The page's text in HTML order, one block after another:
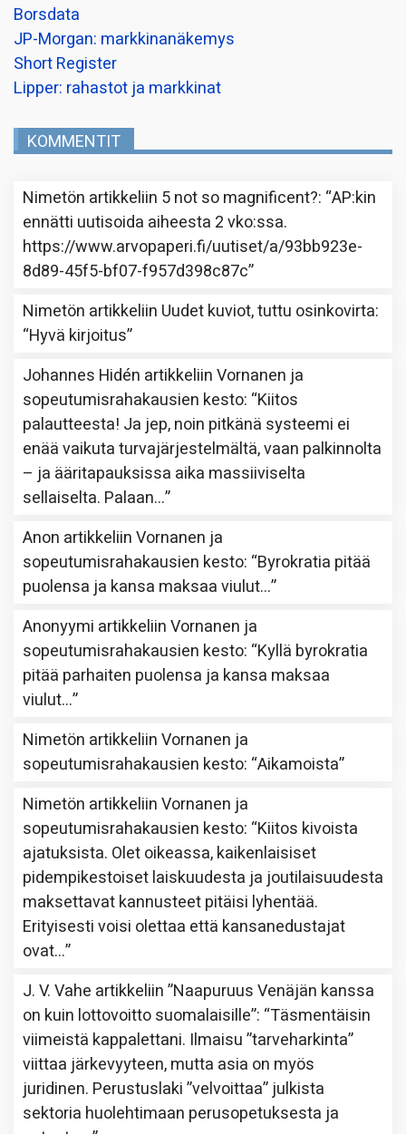
Borsdata
JP-Morgan: markkinanäkemys
Short Register
Lipper: rahastot ja markkinat
KOMMENTIT
Nimetön artikkeliin 5 not so magnificent?: “AP:kin
ennätti uutisoida aiheesta 2 vko:ssa.
https://www.arvopaperi.fi/uutiset/a/93bb923e-
8d89-45f5-bf07-f957d398c87c”
Nimetön artikkeliin Uudet kuviot, tuttu osinkovirta:
“Hyvä kirjoitus”
Johannes Hidén artikkeliinVornanen ja
sopeutumisrahakausien kesto: “Kiitos
palautteesta! Ja jep, noin pitkänä systeemi ei
enää vaikuta turvajärjestelmältä, vaan palkinnolta
– ja ääritapauksissa aika massiiviselta
sellaiselta. Palaan…”
Anon artikkeliinVornanen ja
sopeutumisrahakausien kesto: “Byrokratia pitää
puolensa ja kansa maksaa viulut…”
Anonyymi artikkeliinVornanen ja
sopeutumisrahakausien kesto: “Kyllä byrokratia
pitää parhaiten puolensa ja kansa maksaa
viulut…”
Nimetön artikkeliinVornanen ja
sopeutumisrahakausien kesto: “Aikamoista”
Nimetön artikkeliinVornanen ja
sopeutumisrahakausien kesto: “Kiitos kivoista
ajatuksista. Olet oikeassa, kaikenlaisiset
pidempikestoiset laiskuudesta ja joutilaisuudesta
maksettavat kannusteet pitäisi lyhentää.
Erityisesti voisi olettaa että kansanedustajat
ovat…”
J. V. Vahe artikkeliin”Naapuruus Venäjän kanssa
on kuin lottovoitto suomalaisille”: “Täsmentäisin
viimeistä kappalettani. Ilmaisu ”tarveharkinta”
viittaa järkevyyteen, mutta asia on myös
juridinen. Perustuslaki ”velvoittaa” julkista
sektoria huolehtimaan perusopetuksesta ja